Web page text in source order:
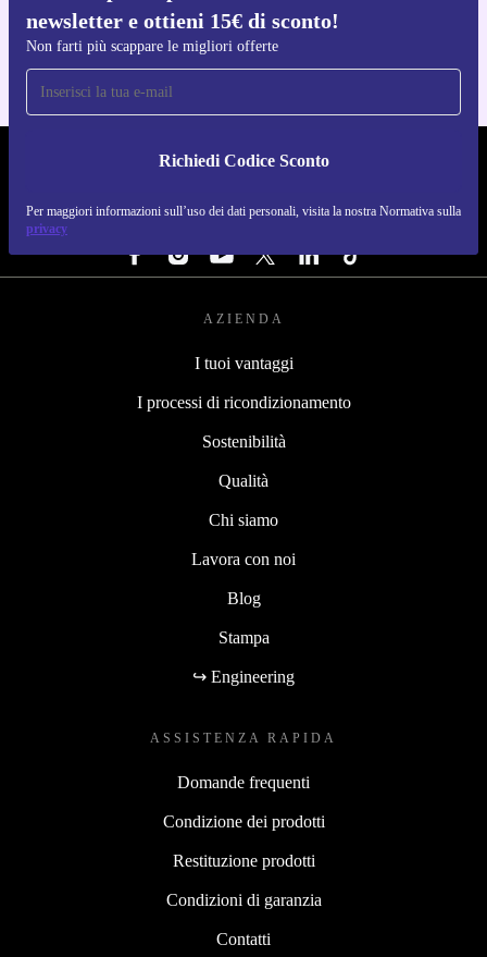
newsletter e ottieni 15€ di sconto!
Non farti più scappare le migliori offerte
Richiedi Codice Sconto
Per maggiori informazioni sull’uso dei dati personali, visita la nostra Normativa sulla
privacy
Per iOS e Android
REFURBED ITALIA - RETHINK NEW.
SEGUICI SU
AZIENDA
I tuoi vantaggi
I processi di ricondizionamento
Sostenibilità
Qualità
Chi siamo
Lavora con noi
Blog
Stampa
↪ Engineering
ASSISTENZA RAPIDA
Domande frequenti
Condizione dei prodotti
Restituzione prodotti
Condizioni di garanzia
Contatti